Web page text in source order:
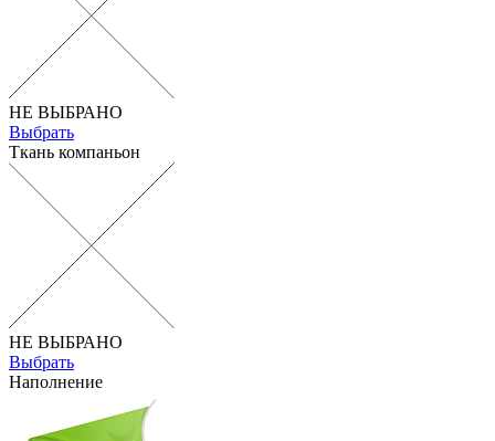
НЕ ВЫБРАНО
Выбрать
Ткань компаньон
НЕ ВЫБРАНО
Выбрать
Наполнение